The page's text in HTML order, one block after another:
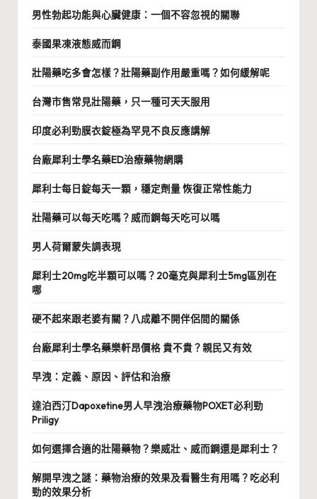
男性勃起功能與心臟健康：一個不容忽視的關聯
泰國果凍液態威而鋼
壯陽藥吃多會怎樣？壯陽藥副作用嚴重嗎？如何緩解呢
台灣市售常見壯陽藥，只一種可天天服用
印度必利勁膜衣錠極為罕見不良反應講解
台廠犀利士學名藥ED治療藥物網購
犀利士每日錠每天一顆，穩定劑量 恢復正常性能力
壯陽藥可以每天吃嗎？威而鋼每天吃可以嗎
男人荷爾蒙失調表現
犀利士20mg吃半顆可以嗎？20毫克與犀利士5mg區別在
哪
硬不起來跟老婆有關？八成離不開伴侶間的關係
台廠犀利士學名藥樂軒昂價格 貴不貴？親民又有效
早洩：定義、原因、評估和治療
達泊西汀Dapoxetine男人早洩治療藥物POXET必利勁
Priligy
如何選擇合適的壯陽藥物？樂威壯、威而鋼還是犀利士？
解開早洩之謎：藥物治療的效果及看醫生有用嗎？吃必利
勁的效果分析